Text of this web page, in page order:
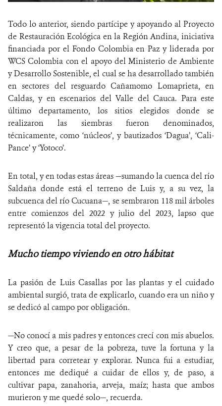
Todo lo anterior, siendo partícipe y apoyando al Proyecto
de Restauración Ecológica en la Región Andina, iniciativa
financiada por el Fondo Colombia en Paz y liderada por
WCS Colombia con el apoyo del Ministerio de Ambiente
y Desarrollo Sostenible, el cual se ha desarrollado también
en sectores del resguardo Cañamomo Lomaprieta, en
Caldas, y en escenarios del Valle del Cauca. Para este
último departamento, los sitios elegidos donde se
realizaron las siembras fueron denominados,
técnicamente, como ‘núcleos’, y bautizados ‘Dagua’, ‘Cali-
Pance’ y ‘Yotoco’.
En total, y en todas estas áreas —sumando la cuenca del río
Saldaña donde está el terreno de Luis y, a su vez, la
subcuenca del río Cucuana—, se sembraron 118 mil árboles
entre comienzos del 2022 y julio del 2023, lapso que
representó la vigencia total del proyecto.
Mucho tiempo viviendo en otro hábitat
La pasión de Luis Casallas por las plantas y el cuidado
ambiental surgió, trata de explicarlo, cuando era un niño y
se dedicó al campo por obligación.
—No conocí a mis padres y entonces crecí con mis abuelos.
Y creo que, a pesar de la pobreza, tuve la fortuna y la
libertad para corretear y explorar. Nunca fui a estudiar,
entonces me dediqué a cuidar de ellos y, de paso, a
cultivar papa, zanahoria, arveja, maíz; hasta que ambos
murieron y me quedé solo—, recuerda.